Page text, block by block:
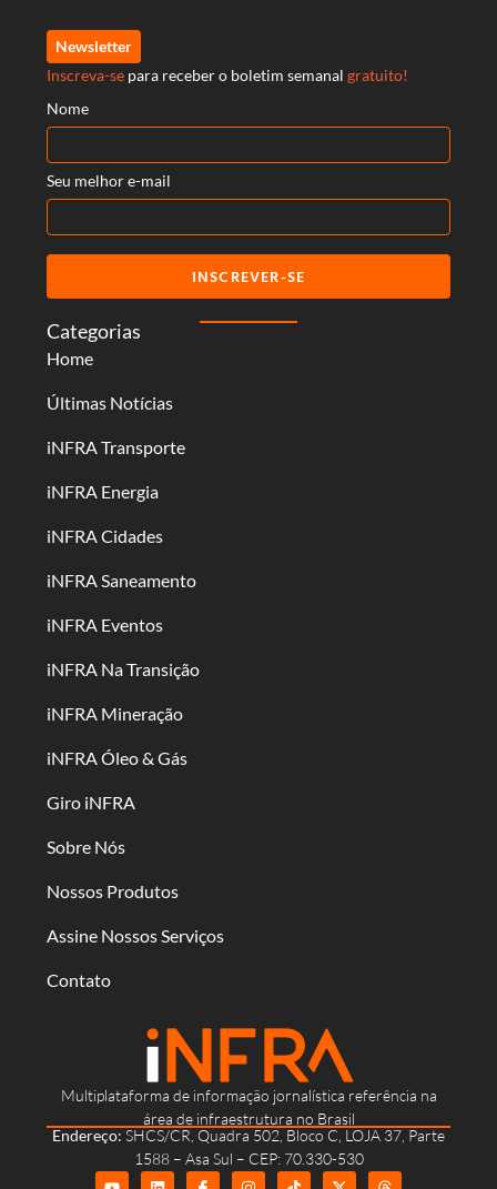
Multiplataforma de informação jornalística referência na
área de infraestrutura no Brasil
Endereço: SHCS/CR, Quadra 502, Bloco C, LOJA 37, Parte
1588 – Asa Sul – CEP: 70.330-530
Categorias
Home
Últimas Notícias
iNFRA Transporte
iNFRA Energia
iNFRA Cidades
iNFRA Saneamento
iNFRA Eventos
iNFRA Na Transição
iNFRA Mineração
iNFRA Óleo & Gás
Giro iNFRA
Sobre Nós
Nossos Produtos
Assine Nossos Serviços
Contato
Newsletter
Inscreva-se para receber o boletim semanal gratuito!
Nome
Seu melhor e-mail
INSCREVER-SE